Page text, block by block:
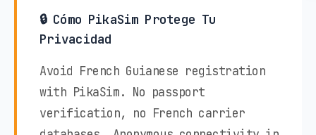
🔒 Cómo PikaSim Protege Tu
Privacidad
Avoid French Guianese registration
with PikaSim. No passport
verification, no French carrier